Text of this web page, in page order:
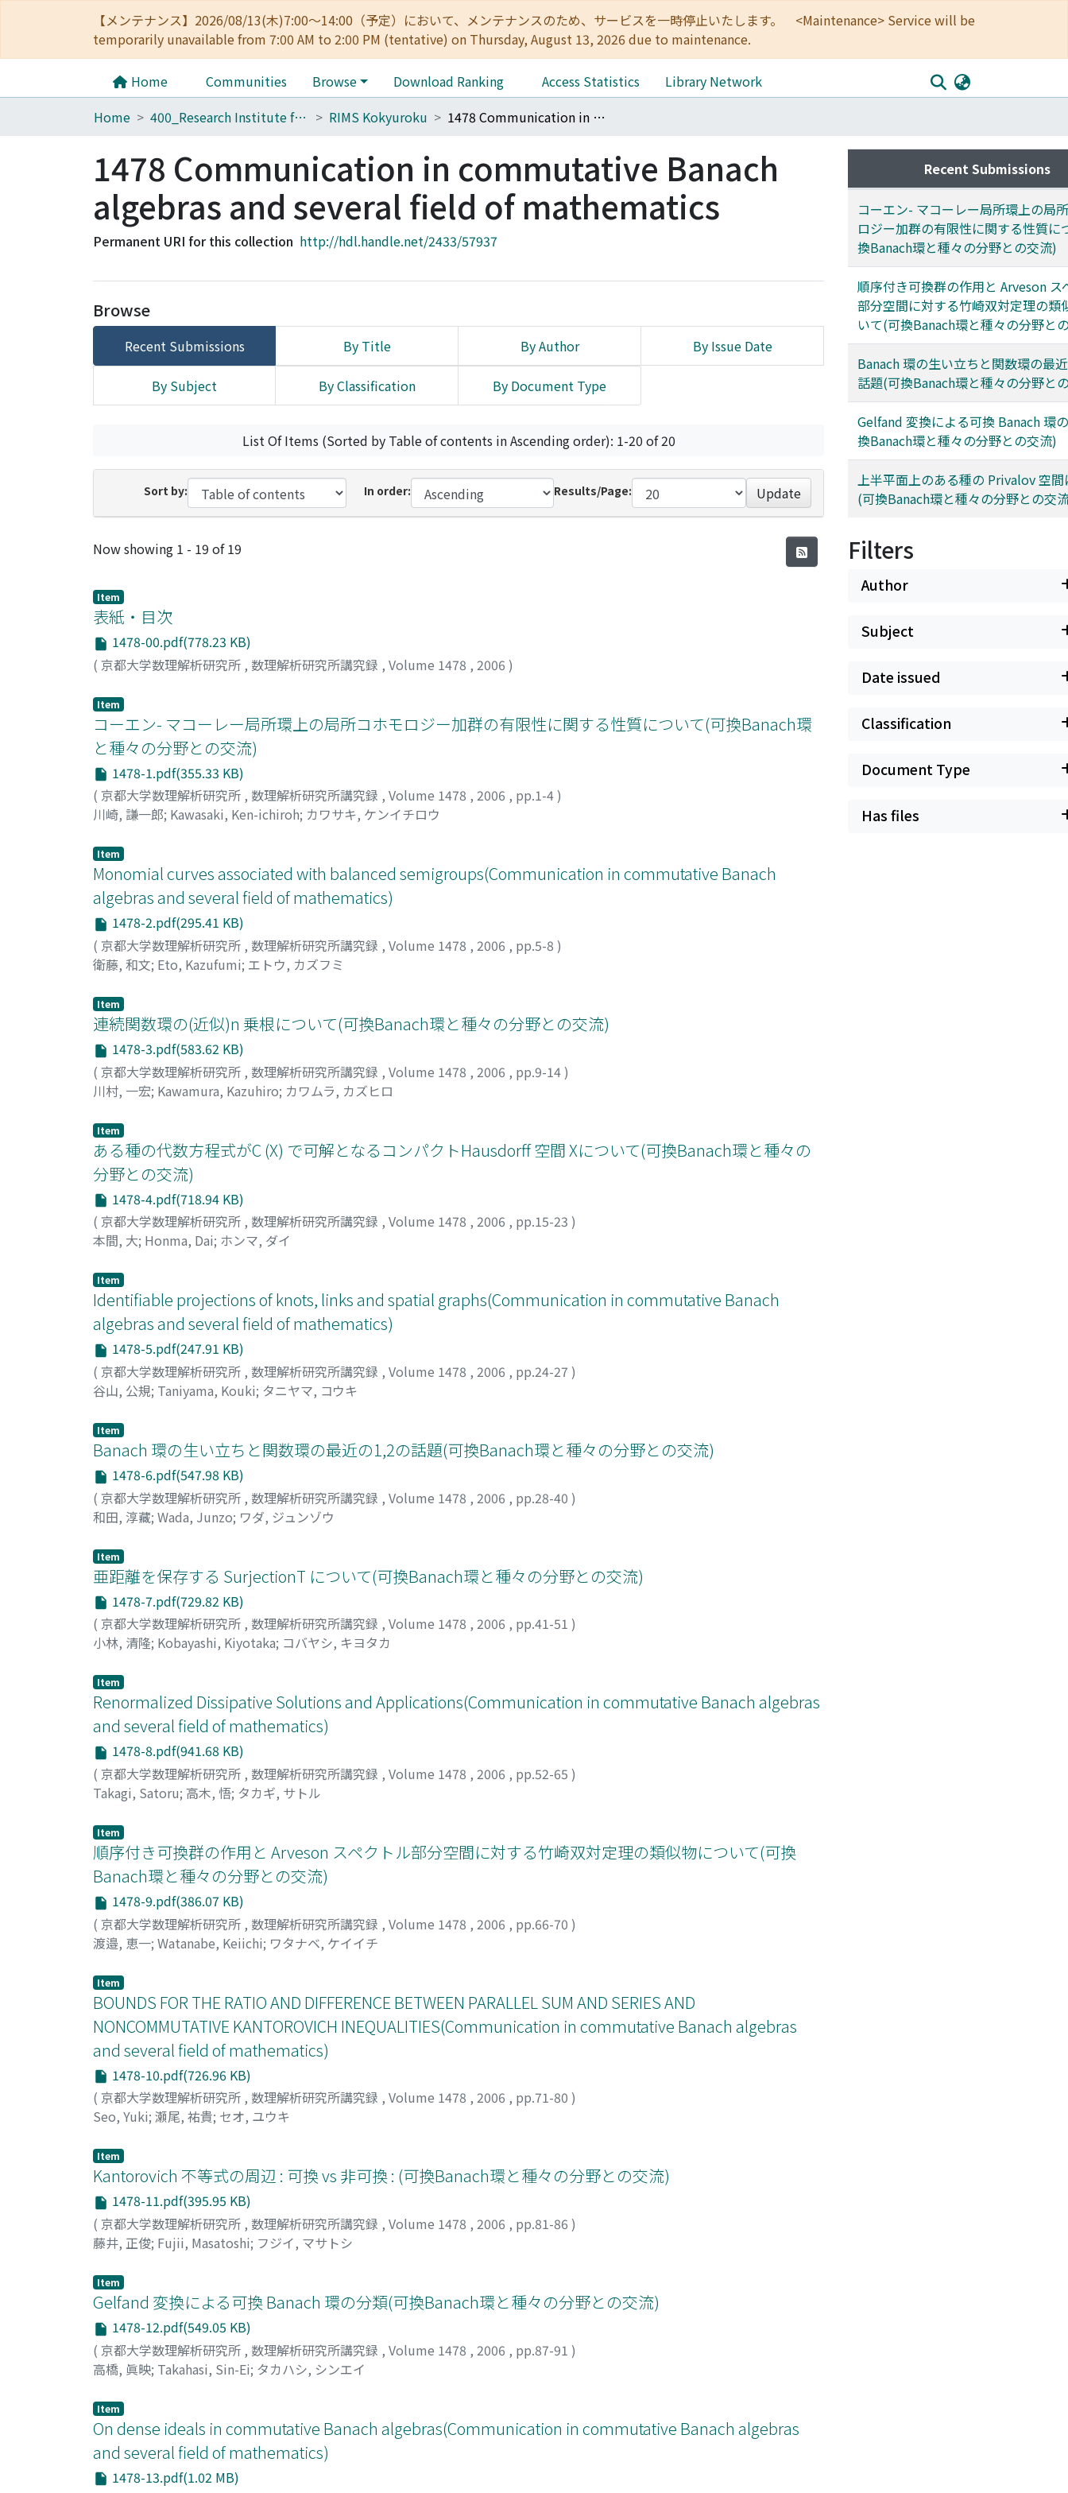
【メンテナンス】2026/08/13(木)7:00～14:00（予定）において、メンテナンスのため、サービスを一時停止いたします。 <Maintenance> Service will be
temporarily unavailable from 7:00 AM to 2:00 PM (tentative) on Thursday, August 13, 2026 due to maintenance.
Home Communities Browse Download Ranking Access Statistics
Library Network
Home
400_Research Institute for Mathematical Sciences RIMS Kokyuroku 1478 Communication in commutative Banach algebras and several field of mathematics
1478 Communication in commutative Banach
algebras and several field of mathematics
Permanent URI for this collection http://hdl.handle.net/2433/57937
Browse
Recent Submissions By Title By Author By Issue Date
By Subject By Classification By Document Type
List Of Items (Sorted by Table of contents in Ascending order): 1-20 of 20
Sort by: In order: Results/Page: Update
Recent Submissions
Now showing 1 - 19 of 19
Item
表紙・目次
1478-00.pdf(778.23 KB)
( 京都大学数理解析研究所 , 数理解析研究所講究録 , Volume 1478 , 2006 )
Item
コーエン- マコーレー局所環上の局所コホモロジー加群の有限性に関する性質について(可換Banach環
と種々の分野との交流)
1478-1.pdf(355.33 KB)
( 京都大学数理解析研究所 , 数理解析研究所講究録 , Volume 1478 , 2006 , pp.1-4)
川崎, 謙一郎; Kawasaki, Ken-ichiroh; カワサキ, ケンイチロウ
Item
Monomial curves associated with balanced semigroups(Communication in commutative Banach
algebras and several field of mathematics)
1478-2.pdf(295.41 KB)
( 京都大学数理解析研究所 , 数理解析研究所講究録 , Volume 1478 , 2006 , pp.5-8 )
衛藤, 和文; Eto, Kazufumi; エトウ, カズフミ
Item
連続関数環の(近似)n 乗根について(可換Banach環と種々の分野との交流)
1478-3.pdf(583.62 KB)
( 京都大学数理解析研究所 , 数理解析研究所講究録 , Volume 1478 , 2006 , pp.9-14)
川村, 一宏; Kawamura, Kazuhiro; カワムラ, カズヒロ
Item
ある種の代数方程式がC (X) で可解となるコンパクトHausdorff 空間 Xについて(可換Banach環と種々の
分野との交流)
1478-4.pdf(718.94 KB)
( 京都大学数理解析研究所 , 数理解析研究所講究録 , Volume 1478 , 2006 , pp.15-23 )
本間, 大; Honma, Dai; ホンマ, ダイ
Item
Identifiable projections of knots, links and spatial graphs(Communication in commutative Banach
algebras and several field of mathematics)
1478-5.pdf(247.91 KB)
( 京都大学数理解析研究所 , 数理解析研究所講究録 , Volume 1478 , 2006 , pp.24-27 )
谷山, 公規; Taniyama, Kouki; タニヤマ, コウキ
Item
Banach 環の生い立ちと関数環の最近の1,2の話題(可換Banach環と種々の分野との交流)
1478-6.pdf(547.98 KB)
( 京都大学数理解析研究所 , 数理解析研究所講究録 , Volume 1478 , 2006 , pp.28-40 )
和田, 淳藏; Wada, Junzo; ワダ, ジュンゾウ
Item
亜距離を保存する SurjectionT について(可換Banach環と種々の分野との交流)
1478-7.pdf(729.82 KB)
( 京都大学数理解析研究所 , 数理解析研究所講究録 , Volume 1478 , 2006 , pp.41-51 )
小林, 清隆; Kobayashi, Kiyotaka; コバヤシ, キヨタカ
Item
Renormalized Dissipative Solutions and Applications(Communication in commutative Banach algebras
and several field of mathematics)
1478-8.pdf(941.68 KB)
( 京都大学数理解析研究所 , 数理解析研究所講究録 , Volume 1478 , 2006 , pp.52-65 )
Takagi, Satoru; 高木, 悟; タカギ, サトル
Item
順序付き可換群の作用と Arveson スペクトル部分空間に対する竹崎双対定理の類似物について(可換
Banach環と種々の分野との交流)
1478-9.pdf(386.07 KB)
( 京都大学数理解析研究所 , 数理解析研究所講究録 , Volume 1478 , 2006 , pp.66-70 )
渡邉, 恵一; Watanabe, Keiichi; ワタナベ, ケイイチ
Item
BOUNDS FOR THE RATIO AND DIFFERENCE BETWEEN PARALLEL SUM AND SERIES AND
NONCOMMUTATIVE KANTOROVICH INEQUALITIES(Communication in commutative Banach algebras
and several field of mathematics)
1478-10.pdf(726.96 KB)
( 京都大学数理解析研究所 , 数理解析研究所講究録 , Volume 1478 , 2006 , pp.71-80 )
Seo, Yuki; 瀬尾, 祐貴; セオ, ユウキ
Item
Kantorovich 不等式の周辺 : 可換 vs 非可換 : (可換Banach環と種々の分野との交流)
1478-11.pdf(395.95 KB)
( 京都大学数理解析研究所 , 数理解析研究所講究録 , Volume 1478 , 2006 , pp.81-86 )
藤井, 正俊; Fujii, Masatoshi; フジイ, マサトシ
Item
Gelfand 変換による可換 Banach 環の分類(可換Banach環と種々の分野との交流)
1478-12.pdf(549.05 KB)
( 京都大学数理解析研究所 , 数理解析研究所講究録 , Volume 1478 , 2006 , pp.87-91 )
高橋, 眞映; Takahasi, Sin-Ei; タカハシ, シンエイ
Item
On dense ideals in commutative Banach algebras(Communication in commutative Banach algebras
and several field of mathematics)
1478-13.pdf(1.02 MB)
Recent Submissions
コーエン- マコーレー局所環上の局
ロジー加群の有限性に関する性質に
換Banach環と種々の分野との交流)
順序付き可換群の作用と Arveson ス
部分空間に対する竹崎双対定理の類
いて(可換Banach環と種々の分野と
Banach 環の生い立ちと関数環の最
話題(可換Banach環と種々の分野と
Gelfand 変換による可換 Banach 環
換Banach環と種々の分野との交流)
上半平面上のある種の Privalov 空間
(可換Banach環と種々の分野との交
Filters
Author
Subject
Date issued
Classification
Document Type
Has files